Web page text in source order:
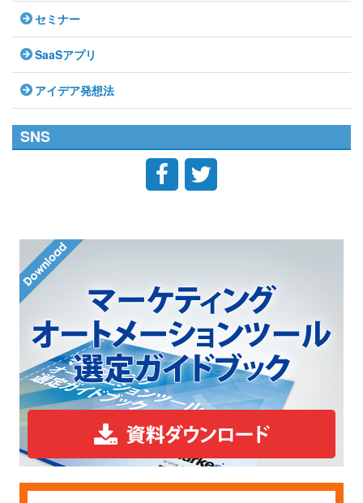
セミナー
SaaSアプリ
アイデア発想法
SNS
 